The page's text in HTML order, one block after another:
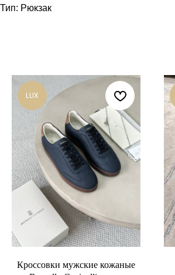
Тип: Рюкзак
LUX
Кроссовки мужские кожаные